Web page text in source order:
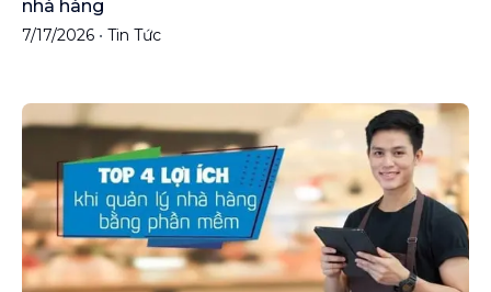
nhà hàng
7/17/2026 • Tin Tức